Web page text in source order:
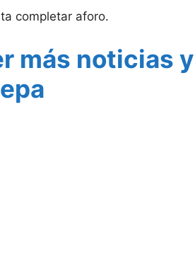
completar aforo.
más noticias y